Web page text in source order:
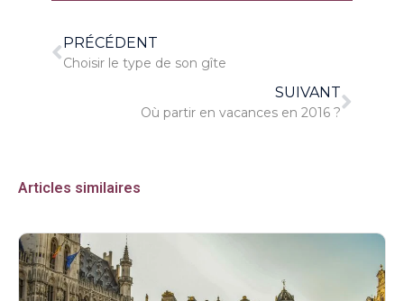
PRÉCÉDENT
Choisir le type de son gîte
SUIVANT
Où partir en vacances en 2016 ?
Articles similaires